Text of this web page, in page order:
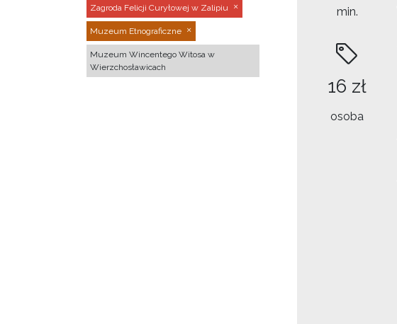
Zagroda Felicji Curyłowej w Zalipiu
Muzeum Etnograficzne
Muzeum Wincentego Witosa w
Wierzchosławicach
min.
16 zł
osoba